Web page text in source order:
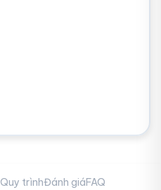
Quy trìnhĐánh giáFAQ